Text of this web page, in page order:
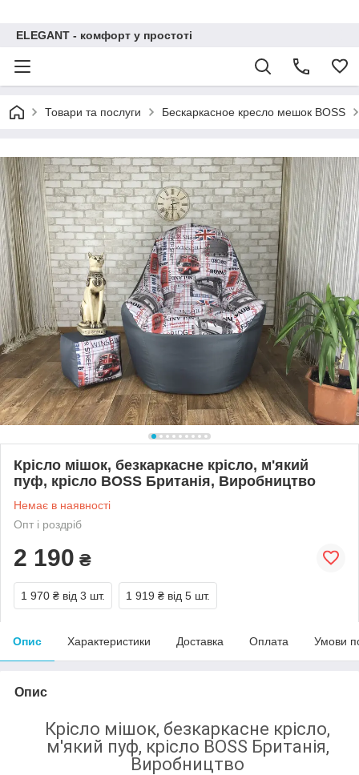
ELEGANT - комфорт у простоті
Товари та послуги Бескаркасное кресло мешок BOSS
Крісло мішок, безкаркасне крісло, м'який
пуф, крісло BOSS Британія, Виробництво
Немає в наявності
Опт і роздріб
2 190 ₴
1 970 ₴ від 3 шт. 1 919 ₴ від 5 шт.
Опис Характеристики Доставка Оплата Умови
Опис
Крісло мішок, безкаркасне крісло,
м'який пуф, крісло BOSS Британія,
Виробництво